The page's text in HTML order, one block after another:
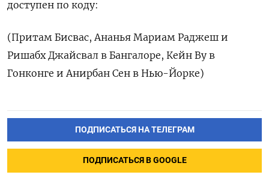
доступен по коду:
(Притам Бисвас, Ананья Мариам Раджеш и
Ришабх Джайсвал в Бангалоре, Кейн Ву в
Гонконге и Анирбан Сен в Нью-Йорке)
ПОДПИСАТЬСЯ НА ТЕЛЕГРАМ
ПОДПИСАТЬСЯ В GOOGLE